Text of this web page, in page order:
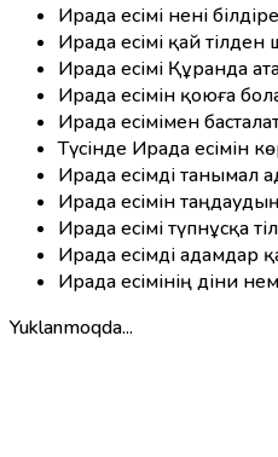
Ирада есімі нені
Ирада есімі қай
Ирада есімі Құранда
Ирада есімін қоюға
Ирада есімімен
Түсінде Ирада есімін
Ирада есімді танымал
Ирада есімін
Ирада есімі түпнұсқа
Ирада есімді адамдар
Ирада есімінің діни
Yuklanmoqda...